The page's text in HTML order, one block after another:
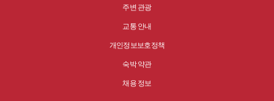
주변 관광
교통 안내
개인정보보호정책
숙박 약관
채용 정보